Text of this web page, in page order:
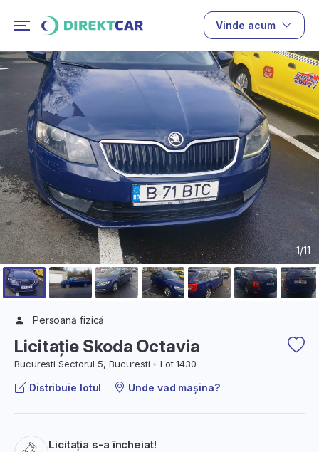
Vinde acum
Licitație Skoda Octavia
Bucuresti Sectorul 5, Bucuresti Lot 1430
1/11
Persoană fizică
Distribuie lotul Unde vad mașina?
Licitația s-a încheiat!